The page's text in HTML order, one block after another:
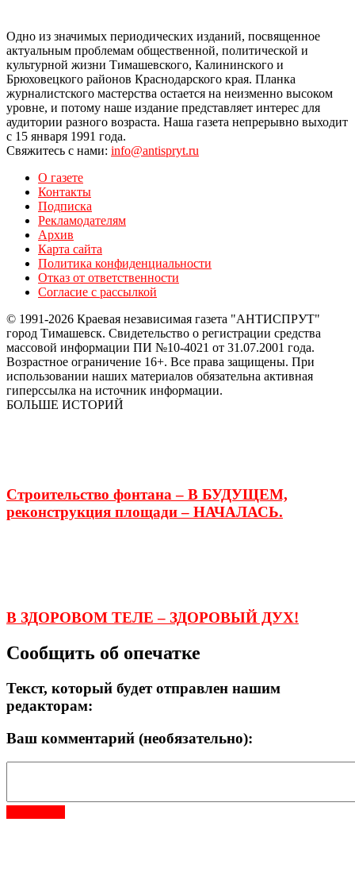
Одно из значимых периодических изданий, посвященное
актуальным проблемам общественной, политической и
культурной жизни Тимашевского, Калининского и
Брюховецкого районов Краснодарского края. Планка
журналистского мастерства остается на неизменно высоком
уровне, и потому наше издание представляет интерес для
аудитории разного возраста. Наша газета непрерывно выходит
с 15 января 1991 года.
Свяжитесь с нами: info@antispryt.ru
О газете
Контакты
Подписка
Рекламодателям
Архив
Карта сайта
Политика конфиденциальности
Отказ от ответственности
Согласие с рассылкой
© 1991-2026 Краевая независимая газета "АНТИСПРУТ"
город Тимашевск. Свидетельство о регистрации средства
массовой информации ПИ №10-4021 от 31.07.2001 года.
Возрастное ограничение 16+. Все права защищены. При
использовании наших материалов обязательна активная
гиперссылка на источник информации.
БОЛЬШЕ ИСТОРИЙ
Строительство фонтана – В БУДУЩЕМ,
реконструкция площади – НАЧАЛАСЬ.
В ЗДОРОВОМ ТЕЛЕ – ЗДОРОВЫЙ ДУХ!
Сообщить об опечатке
Текст, который будет отправлен нашим
редакторам:
Ваш комментарий (необязательно):